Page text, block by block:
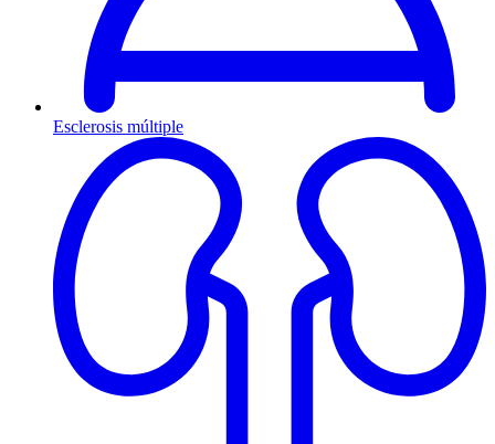
Esclerosis múltiple